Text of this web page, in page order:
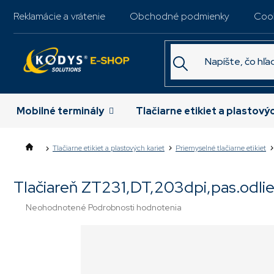
Reklamácie a vrátenie Obchodné podmienky
Mobilné terminály Tlačiarne etikiet a
Tlačiarne etikiet a plastových kariet Priemyselné tlačiarne etikiet
Tlačiareň
Priemerné
Neohodnotené Podrobnosti hodnotenia